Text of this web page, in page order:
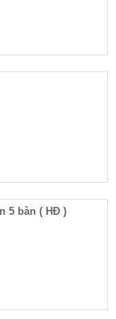
5 bàn ( HĐ )